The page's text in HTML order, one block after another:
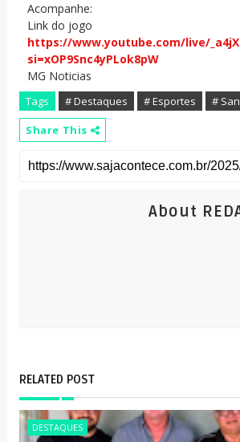
Acompanhe:
Link do jogo
https://www.youtube.com/live/
si=xOP9Snc4yPLok8pW
MG Noticias
Tags # Destaques # Esportes
#
Share This
About
RELATED POST
DESTAQUES